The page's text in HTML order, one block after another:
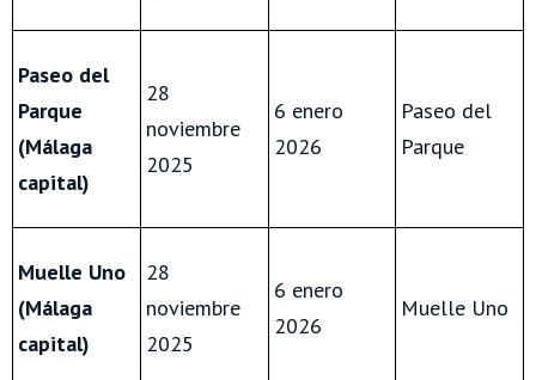
Paseo del
Parque
(Málaga
capital)
28
noviembre
2025
6 enero
2026
Paseo del
Parque
Muelle Uno
(Málaga
capital)
28
noviembre
2025
6 enero
2026
Muelle Uno